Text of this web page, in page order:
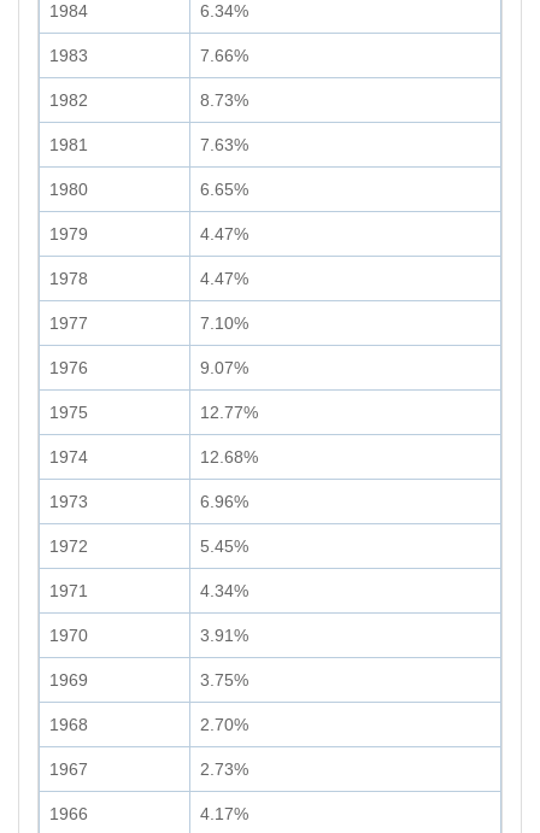
1984 6.34%
1983 7.66%
1982 8.73%
1981 7.63%
1980 6.65%
1979 4.47%
1978 4.47%
1977 7.10%
1976 9.07%
1975 12.77%
1974 12.68%
1973 6.96%
1972 5.45%
1971 4.34%
1970 3.91%
1969 3.75%
1968 2.70%
1967 2.73%
1966 4.17%